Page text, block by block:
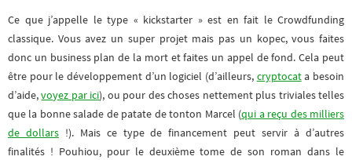
Ce que j’appelle le type « kickstarter » est en fait le Crowdfunding
classique. Vous avez un super projet mais pas un kopec, vous faites
donc un business plan de la mort et faites un appel de fond. Cela peut
être pour le développement d’un logiciel (d’ailleurs, cryptocata besoin
d’aide,voyez par ici), ou pour des choses nettement plus triviales telles
que la bonne salade de patate de tonton Marcel (qui a reçu des milliers
de dollars!). Mais ce type de financement peut servir à d’autres
finalités ! Pouhiou, pour le deuxième tome de son roman dans le